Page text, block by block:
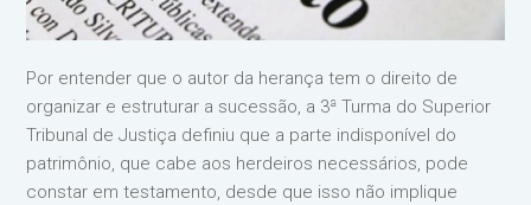
Por entender que o autor da herança tem o direito de
organizar e estruturar a sucessão, a 3ª Turma do Superior
Tribunal de Justiça definiu que a parte indisponível do
patrimônio, que cabe aos herdeiros necessários, pode
constar em testamento, desde que isso não implique